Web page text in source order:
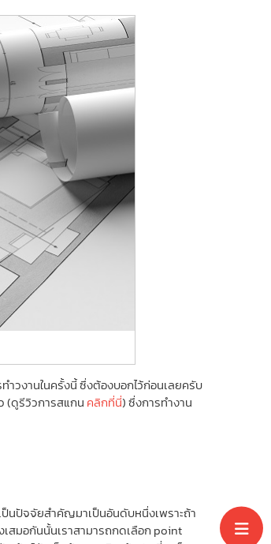
ำวงานในครั้งนี้ ซึ่งต้องบอกไว้ก่อนเลยครับ
(ดูรีวิวการสแกน คลิกที่นี่) ซึ่งการทำงาน
ป็นปัจจัยสำคัญมาเป็นอันดับหนึ่งเพราะถ้า
สมอกันนั้นเราสามารถกดเลือก point